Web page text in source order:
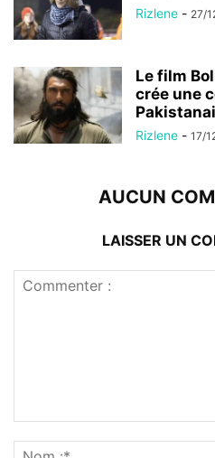
Rizlene - 27/
Le film
crée une
Rizlene - 17/
AUCUN
LAISSER UN